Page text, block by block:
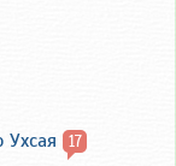
Ухсая 17